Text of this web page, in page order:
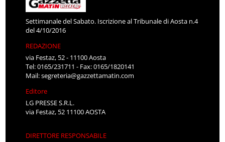
Settimanale del Sabato. Iscrizione al Tribunale di Aosta n.4
del 4/10/2016
REDAZIONE
via Festaz, 52 - 11100 Aosta
Tel: 0165/231711 - Fax: 0165/1820141
Mail:segreteria@gazzettamatin.com
Editore
LG PRESSE S.R.L.
via Festaz, 52 11100 AOSTA
DIRETTORE RESPONSABILE